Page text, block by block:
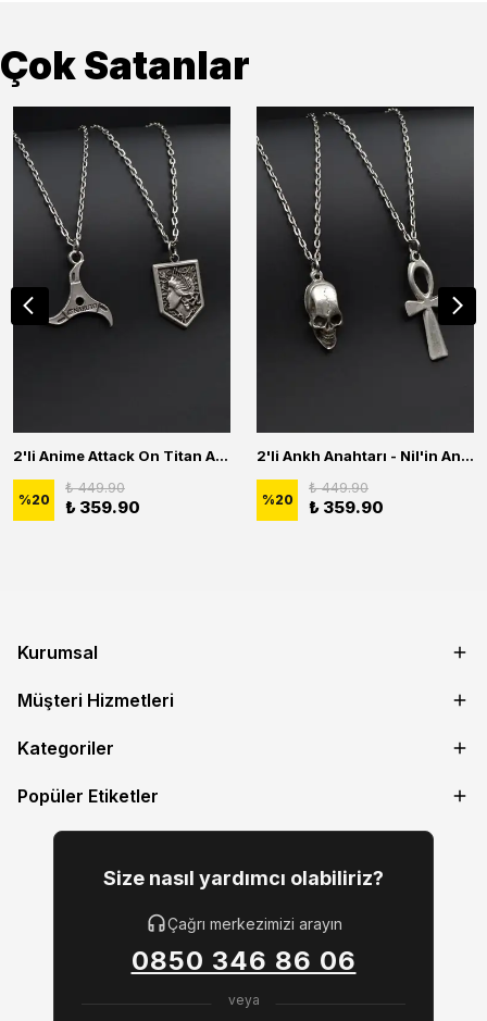
Çok Satanlar
2'li Anime Attack On Titan Acrylic Maria Anime Naruto Erkek Kadın Kolye Seti
%20
₺ 449.90
₺ 359.90
2'li Ankh Anahtarı - Nil'in Anahtarı - Kuru Kafa Erkek Kadın Kolye Seti
%20
₺ 449.90
₺ 359.90
Kurumsal
Müşteri Hizmetleri
Kategoriler
Popüler Etiketler
Size nasıl yardımcı olabiliriz?
Çağrı merkezimizi arayın
0850 346 86 06